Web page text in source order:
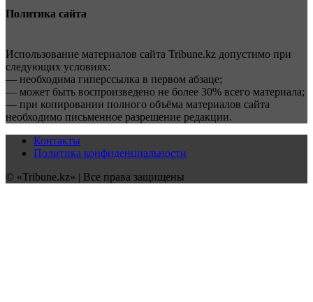
Политика сайта
Использование материалов сайта Tribune.kz допустимо при
следующих условиях:
— необходима гиперссылка в первом абзаце;
— может быть воспроизведено не более 30% всего материала;
— при копировании полного объёма материалов сайта
необходимо письменное разрешение редакции.
Контакты
Политика конфиденциальности
© «Tribune.kz» | Все права защищены